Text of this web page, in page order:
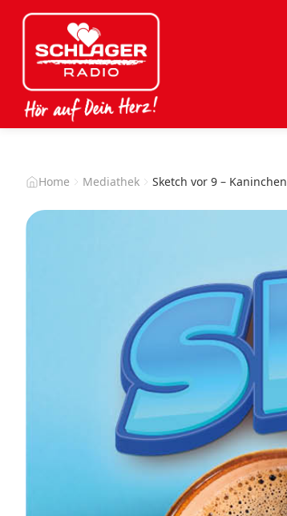
Home Mediathek Sketch vor 9 – Kaninchen